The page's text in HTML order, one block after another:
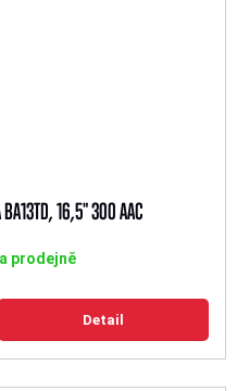
BA13TD, 16,5" 300 AAC
prodejně
Detail